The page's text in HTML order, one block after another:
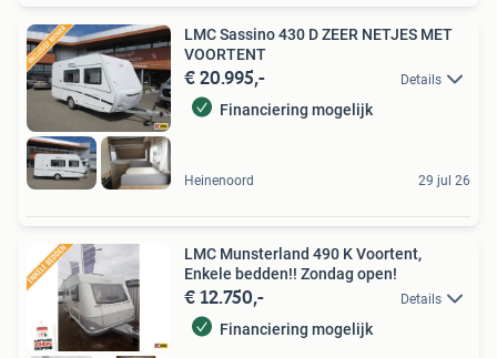
LMC Sassino 430 D ZEER NETJES MET
VOORTENT
€ 20.995,- Details
Financiering mogelijk
Heinenoord 29 jul 26
LMC Munsterland 490 K Voortent,
Enkele bedden!! Zondag open!
€ 12.750,- Details
Financiering mogelijk